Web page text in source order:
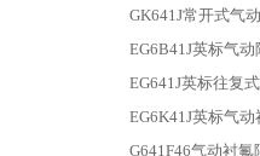
GK641J常开式气
EG6B41J英标气动
EG641J英标往复
EG6K41J英标气
G641F46气动衬氟